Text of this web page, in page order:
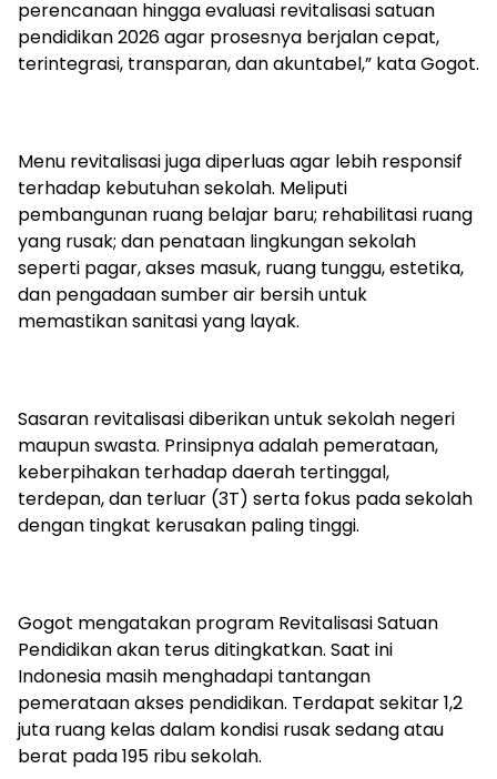
perencanaan hingga evaluasi revitalisasi satuan
pendidikan 2026 agar prosesnya berjalan cepat,
terintegrasi, transparan, dan akuntabel,” kata Gogot.
Menu revitalisasi juga diperluas agar lebih responsif
terhadap kebutuhan sekolah. Meliputi
pembangunan ruang belajar baru; rehabilitasi ruang
yang rusak; dan penataan lingkungan sekolah
seperti pagar, akses masuk, ruang tunggu, estetika,
dan pengadaan sumber air bersih untuk
memastikan sanitasi yang layak.
Sasaran revitalisasi diberikan untuk sekolah negeri
maupun swasta. Prinsipnya adalah pemerataan,
keberpihakan terhadap daerah tertinggal,
terdepan, dan terluar (3T) serta fokus pada sekolah
dengan tingkat kerusakan paling tinggi.
Gogot mengatakan program Revitalisasi Satuan
Pendidikan akan terus ditingkatkan. Saat ini
Indonesia masih menghadapi tantangan
pemerataan akses pendidikan. Terdapat sekitar 1,2
juta ruang kelas dalam kondisi rusak sedang atau
berat pada 195 ribu sekolah.